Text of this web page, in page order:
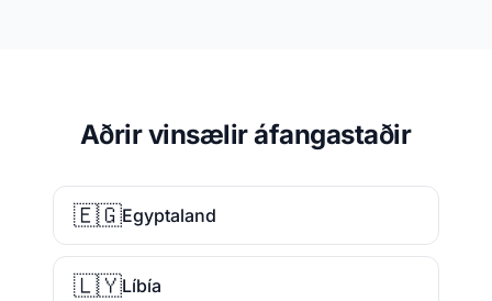
Aðrir vinsælir áfangastaðir
🇪🇬Egyptaland
🇱🇾Líbía